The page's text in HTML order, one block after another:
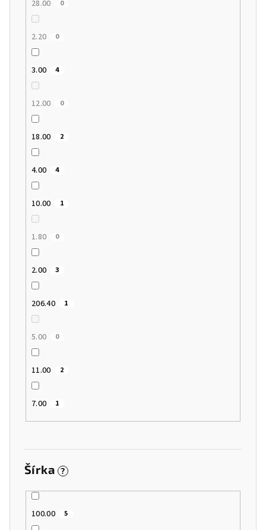
28.00 0
2.20 0
3.00 4
12.00 0
18.00 2
4.00 4
10.00 1
1.80 0
2.00 3
206.40 1
5.00 0
11.00 2
7.00 1
Šírka ?
100.00 5